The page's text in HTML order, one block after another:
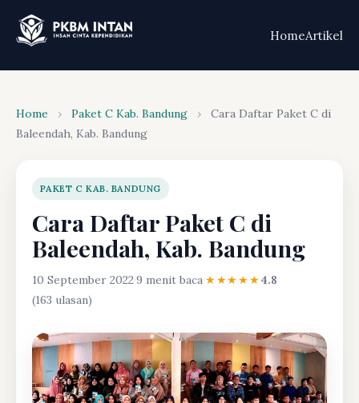
HomeArtikel
Home › Paket C Kab. Bandung ›
Cara Daftar Paket C di
Baleendah, Kab. Bandung
PAKET C KAB. BANDUNG
Cara Daftar Paket C di
Baleendah, Kab. Bandung
10 September 2022·9 menit baca·★★★★★4.8
(163 ulasan)